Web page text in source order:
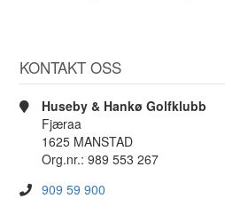
KONTAKT OSS
Huseby & Hankø Golfklubb
Fjæraa
1625 MANSTAD
Org.nr.: 989 553 267
909 59 900